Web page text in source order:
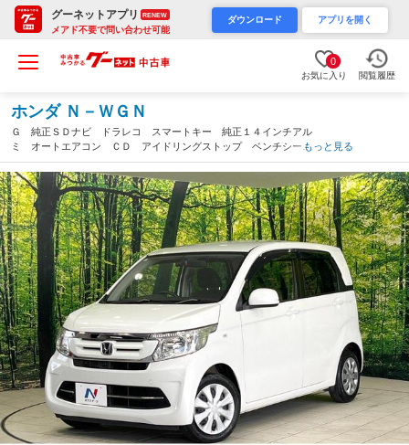
グーネットアプリ RENEW
メアド不要で問い合わせ可能
ダウンロード アプリを開く
0
お気に入り 閲覧履歴
ホンダ Ｎ－ＷＧＮ
Ｇ 純正ＳＤナビ ドラレコ スマートキー 純正１４インチアル
ミ オートエアコン ＣＤ アイドリングストップ ベンチシー
ト プライバシーガラス（栃木県）
もっと見る